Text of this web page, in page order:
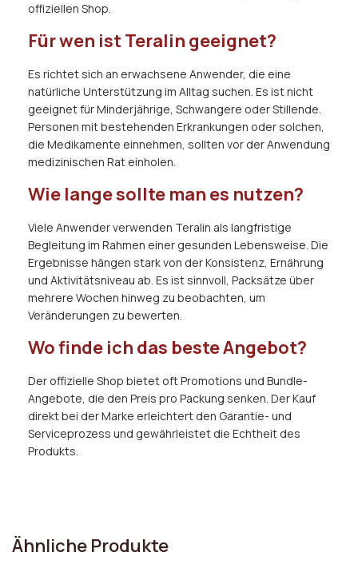
offiziellen Shop.
Für wen ist Teralin geeignet?
Es richtet sich an erwachsene Anwender, die eine
natürliche Unterstützung im Alltag suchen. Es ist nicht
geeignet für Minderjährige, Schwangere oder Stillende.
Personen mit bestehenden Erkrankungen oder solchen,
die Medikamente einnehmen, sollten vor der Anwendung
medizinischen Rat einholen.
Wie lange sollte man es nutzen?
Viele Anwender verwenden Teralin als langfristige
Begleitung im Rahmen einer gesunden Lebensweise. Die
Ergebnisse hängen stark von der Konsistenz, Ernährung
und Aktivitätsniveau ab. Es ist sinnvoll, Packsätze über
mehrere Wochen hinweg zu beobachten, um
Veränderungen zu bewerten.
Wo finde ich das beste Angebot?
Der offizielle Shop bietet oft Promotions und Bundle-
Angebote, die den Preis pro Packung senken. Der Kauf
direkt bei der Marke erleichtert den Garantie- und
Serviceprozess und gewährleistet die Echtheit des
Produkts.
Ähnliche Produkte